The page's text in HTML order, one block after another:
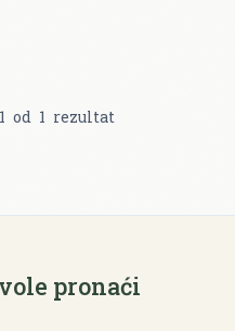
1 od 1 rezultat
pronaći